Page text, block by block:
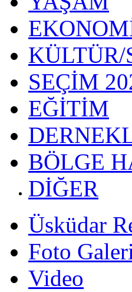
KÜLTÜR/
SEÇİM
EĞİTİM
BÖLGE
DİĞER
Üsküdar
Foto
Video